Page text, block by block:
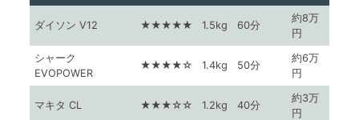
ダイソン V12 ★★★★★ 1.5kg 60分
約8万
円
シャーク
EVOPOWER
★★★★☆ 1.4kg 50分
約6万
円
マキタ CL ★★★☆☆ 1.2kg 40分
約3万
円